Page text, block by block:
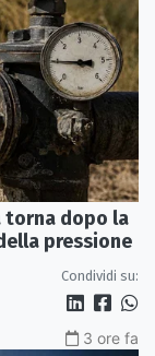
torna dopo la
pressione
Condividi su:
3 ore fa